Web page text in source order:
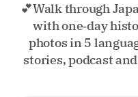
💕Walk through
with one‑day
photos in 5
stories, podcast